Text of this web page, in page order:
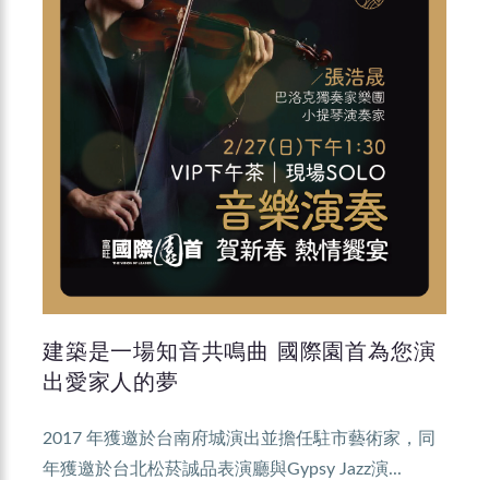
建築是一場知音共鳴曲 國際園首為您演
出愛家人的夢
2017 年獲邀於台南府城演出並擔任駐市藝術家，同
年獲邀於台北松菸誠品表演廳與Gypsy Jazz演...